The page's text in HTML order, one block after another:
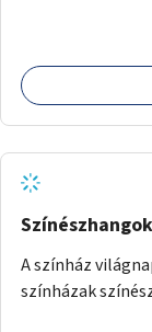
A színház
színházak